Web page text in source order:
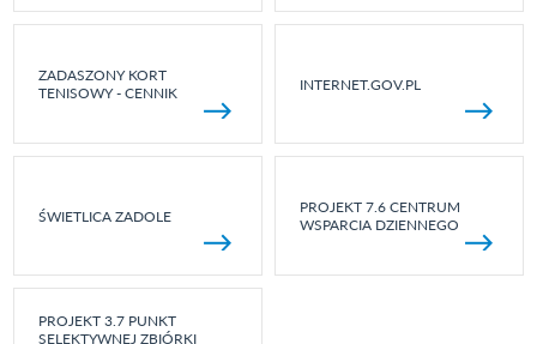
ZADASZONY KORT
TENISOWY - CENNIK
INTERNET.GOV.PL
ŚWIETLICA ZADOLE
PROJEKT 7.6 CENTRUM
WSPARCIA DZIENNEGO
PROJEKT 3.7 PUNKT
SELEKTYWNEJ ZBIÓRKI